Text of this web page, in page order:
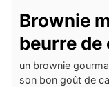
Brownie
beurre de
un brownie
son bon goût de